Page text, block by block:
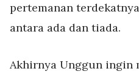
pertemanan
antara ada dan tiada.
Akhirnya Unggun ingin